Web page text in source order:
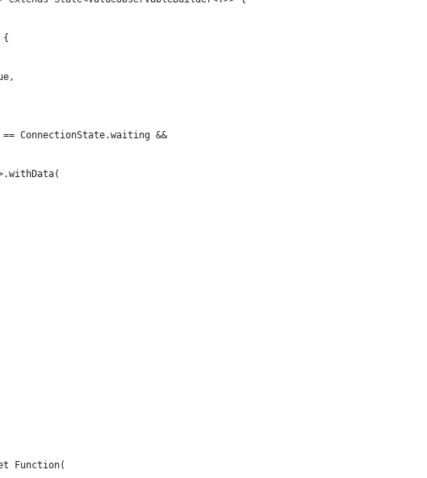
{
ConnectionState.waiting &&
Function(